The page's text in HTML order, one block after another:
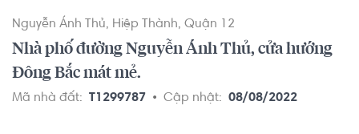
Nguyễn Ánh Thủ Hiệp Thành Quận 12
Nhà phố đường Nguyễn Ánh Thủ, cửa hướng
Đông Bắc mát mẻ.
Mã nhà đất: T1299787 Cập nhật: 08/08/2022